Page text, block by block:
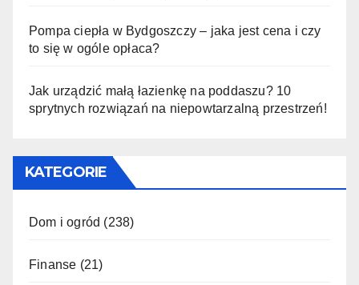
Pompa ciepła w Bydgoszczy – jaka jest cena i czy
to się w ogóle opłaca?
Jak urządzić małą łazienkę na poddaszu? 10
sprytnych rozwiązań na niepowtarzalną przestrzeń!
KATEGORIE
Dom i ogród (238)
Finanse (21)